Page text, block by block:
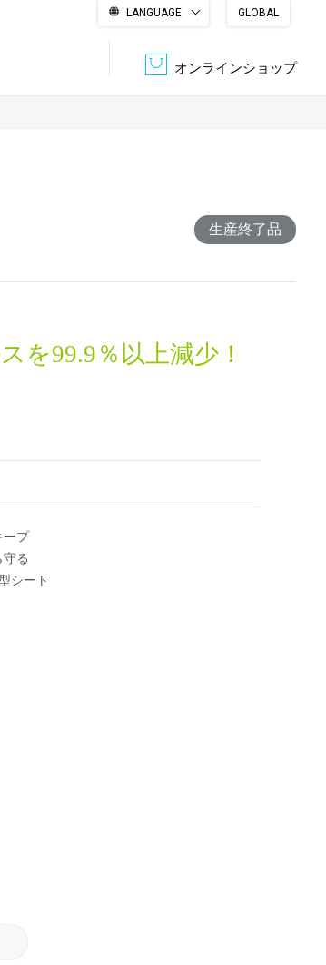
LANGUAGE
GLOBAL
オンラインショップ
パソコン周辺機器
学童用品
（データ・プリント・サービス） 生産終了品
を99.9％以上減少！
ープ
る
シート